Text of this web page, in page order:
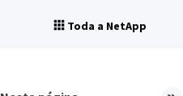
Toda a NetApp